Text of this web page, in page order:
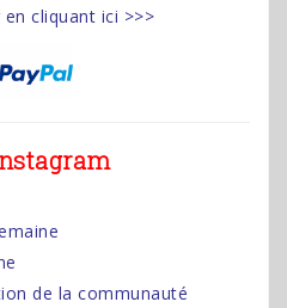
en cliquant ici >>>
de la communauté